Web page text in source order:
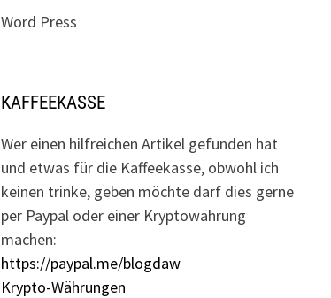
Word Press
KAFFEEKASSE
Wer einen hilfreichen Artikel gefunden hat
und etwas für die Kaffeekasse, obwohl ich
keinen trinke, geben möchte darf dies gerne
per Paypal oder einer Kryptowährung
machen:
https://paypal.me/blogdaw
Krypto-Währungen